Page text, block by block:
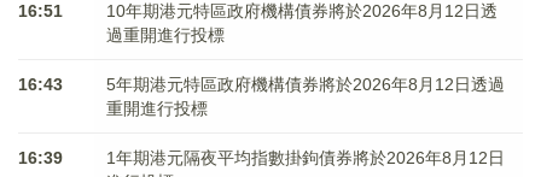
16:51
10年期港元特區政府機構債券將於2026年8月12日透
過重開進行投標
16:43
5年期港元特區政府機構債券將於2026年8月12日透過
重開進行投標
16:39
1年期港元隔夜平均指數掛鉤債券將於2026年8月12日